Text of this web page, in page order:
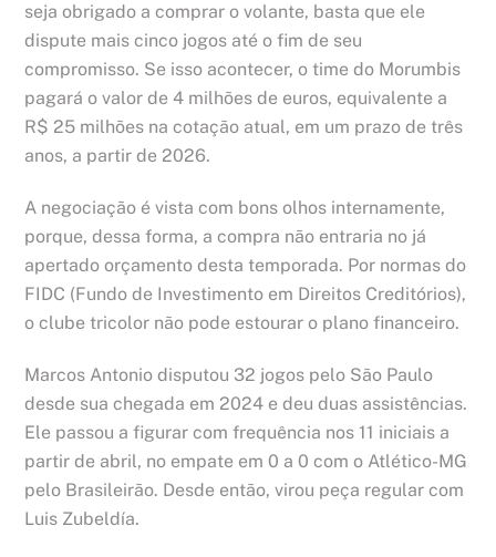
seja obrigado a comprar o volante, basta que ele
dispute mais cinco jogos até o fim de seu
compromisso. Se isso acontecer, o time do Morumbis
pagará o valor de 4 milhões de euros, equivalente a
R$ 25 milhões na cotação atual, em um prazo de três
anos, a partir de 2026.
A negociação é vista com bons olhos internamente,
porque, dessa forma, a compra não entraria no já
apertado orçamento desta temporada. Por normas do
FIDC (Fundo de Investimento em Direitos Creditórios),
o clube tricolor não pode estourar o plano financeiro.
Marcos Antonio disputou 32 jogos pelo São Paulo
desde sua chegada em 2024 e deu duas assistências.
Ele passou a figurar com frequência nos 11 iniciais a
partir de abril, no empate em 0 a 0 com o Atlético-MG
pelo Brasileirão. Desde então, virou peça regular com
Luis Zubeldía.